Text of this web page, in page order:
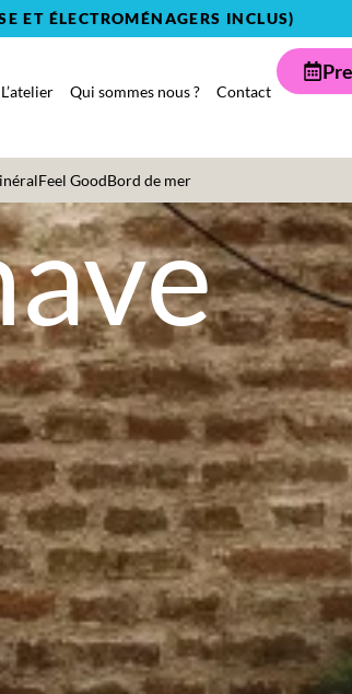
ET ÉLECTROMÉNAGERS INCLUS)
L’atelier Qui sommes nous ? Contact
Feel GoodBord de mer